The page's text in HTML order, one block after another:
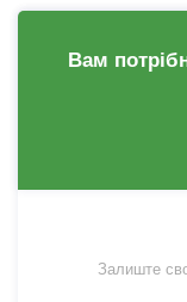
Вам
Залиште